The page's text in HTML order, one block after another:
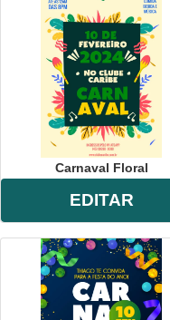
Carnaval Floral
EDITAR